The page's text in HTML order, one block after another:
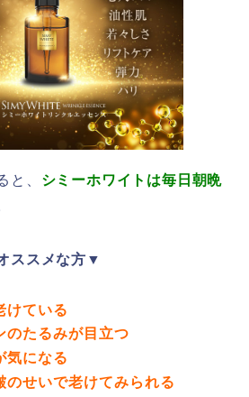
と、 シミーホワイトは毎日朝晩
ススメな方▼
けている
のたるみが目立つ
気になる
のせいで老けてみられる